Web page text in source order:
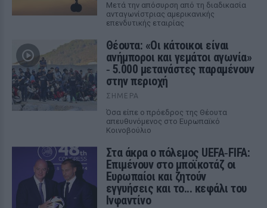
Μετά την απόσυρση από τη διαδικασία
ανταγωνίστριας αμερικανικής
επενδυτικής εταιρίας
Θέουτα: «Οι κάτοικοι είναι
ανήμποροι και γεμάτοι αγωνία»
‑ 5.000 μετανάστες παραμένουν
στην περιοχή
ΣΉΜΕΡΑ
Όσα είπε ο πρόεδρος της Θέουτα
απευθυνόμενος στο Ευρωπαϊκό
Κοινοβούλιο
Στα άκρα ο πόλεμος UEFA‑FIFA:
Επιμένουν στο μποϊκοτάζ οι
Ευρωπαίοι και ζητούν
εγγυήσεις και το... κεφάλι του
Ινφαντίνο